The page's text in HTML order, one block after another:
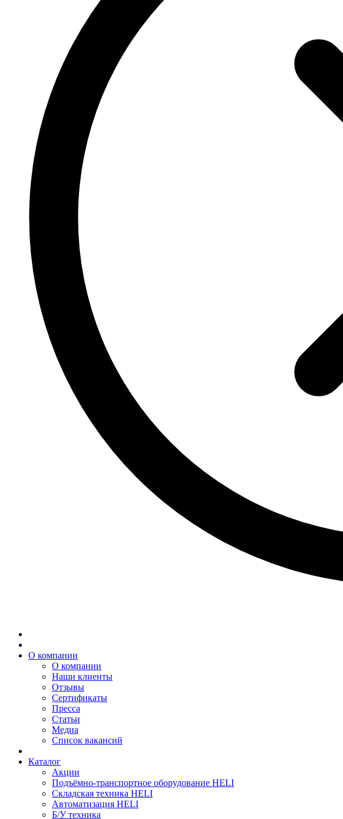
О компании
О компании
Наши клиенты
Отзывы
Сертификаты
Пресса
Статьи
Медиа
Список вакансий
Каталог
Акции
Подъёмно-транспортное оборудование HELI
Складская техника HELI
Автоматизация HELI
Б/У техника